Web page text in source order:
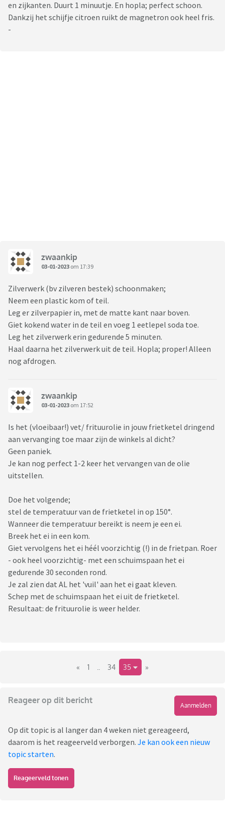
en zijkanten. Duurt 1 minuutje. En hopla; perfect schoon.
Dankzij het schijfje citroen ruikt de magnetron ook heel fris.
-
zwaankip
03-01-2023 om 17:39
Zilverwerk (bv zilveren bestek) schoonmaken;
Neem een plastic kom of teil.
Leg er zilverpapier in, met de matte kant naar boven.
Giet kokend water in de teil en voeg 1 eetlepel soda toe.
Leg het zilverwerk erin gedurende 5 minuten.
Haal daarna het zilverwerk uit de teil. Hopla; proper! Alleen
nog afdrogen.
zwaankip
03-01-2023 om 17:52
Is het (vloeibaar!) vet/ frituurolie in jouw frietketel dringend
aan vervanging toe maar zijn de winkels al dicht?
Geen paniek.
Je kan nog perfect 1-2 keer het vervangen van de olie
uitstellen.
Doe het volgende;
stel de temperatuur van de frietketel in op 150°.
Wanneer die temperatuur bereikt is neem je een ei.
Breek het ei in een kom.
Giet vervolgens het ei héél voorzichtig (!) in de frietpan. Roer
- ook heel voorzichtig- met een schuimspaan het ei
gedurende 30 seconden rond.
Je zal zien dat AL het 'vuil' aan het ei gaat kleven.
Schep met de schuimspaan het ei uit de frietketel.
Resultaat: de frituurolie is weer helder.
« 1 34 35 »
Reageer op dit bericht
Aanmelden
Op dit topic is al langer dan 4 weken niet gereageerd,
daarom is het reageerveld verborgen. Je kan ook een nieuw
topic starten.
Reageerveld tonen